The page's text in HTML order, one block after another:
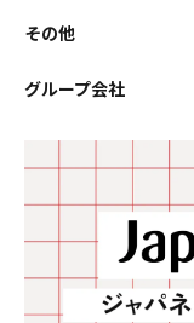
その他
グループ会社